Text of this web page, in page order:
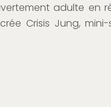
adulte en
Crisis Jung,